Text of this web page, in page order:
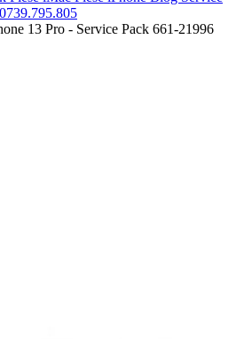
13 Pro - Service Pack 661-21996